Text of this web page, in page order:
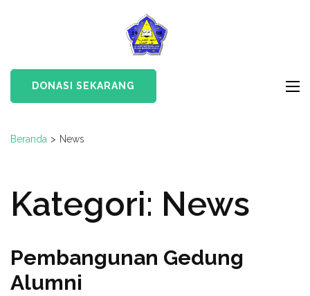
(Tekan
Enter)
Nurul Iman
Islamic Boarding School
DONASI SEKARANG
Beranda > News
Kategori: News
Pembangunan Gedung
Alumni